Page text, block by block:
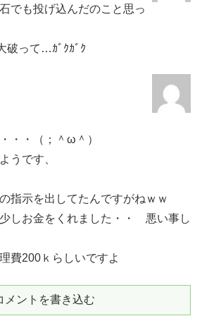
でも投げ込んだのこと思っ
破って…ｶﾞｸｶﾞｸ
・・（；＾ω＾）
うです、
指示を出してたんですがねｗｗ
しお金をくれました・・ 悪い事し
費200ｋらしいですよ
メントを書き込む